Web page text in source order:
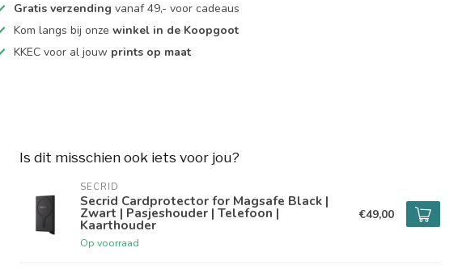
Gratis verzending vanaf 49,- voor cadeaus
Kom langs bij onzewinkel in de Koopgoot
KKEC voor al jouw prints op maat
Is dit misschien ook iets voor jou?
SECRID
Secrid Cardprotector for Magsafe Black |
Zwart | Pasjeshouder | Telefoon |
Kaarthouder
Op voorraad
€49,00